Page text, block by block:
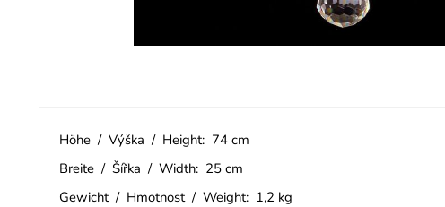
Höhe / Výška / Height: 74 cm
Breite / Šířka / Width: 25 cm
Gewicht / Hmotnost / Weight: 1,2 kg